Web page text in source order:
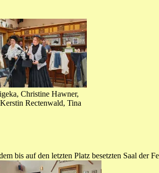
Christine Hawner,
Rectenwald, Tina
bis auf den letzten Platz besetzten Saal der